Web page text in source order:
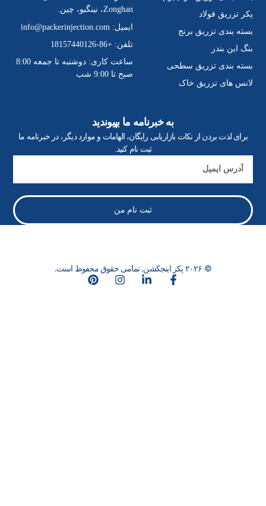
پکر تزریق فولاد
بسته بندی تزریق برنج
بنگ این بندر
بسته بندی تزریق سطحی
لانس های تزریق خاک
Zonghan، نینگبو، چین.
ایمیل:info@packerinjection.com
تلفن: +86-18157440126
ساعت کاری: دوشنبه تا جمعه 8:00
صبح تا 9:00 شب
به خبرنامه ما بپیوندید
برای لذت بردن از نکات بازاریابی رایگان، الهامات و موارد دیگر، در خبرنامه ما
ثبت نام کنید.
ثبت نام من